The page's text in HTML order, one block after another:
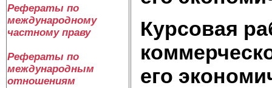
Рефераты по
международному
частному праву
Рефераты по
международным
отношениям
Курсовая
его